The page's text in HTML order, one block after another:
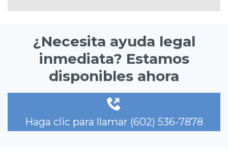
¿Necesita ayuda legal
inmediata? Estamos
disponibles ahora

Haga clic para llamar (602) 536-7878